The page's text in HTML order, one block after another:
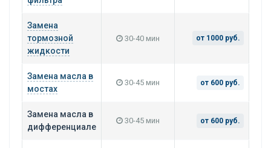
Замена
тормозной
жидкости
30-40 мин от 1000 руб.
Замена масла в
мостах
30-45 мин от 600 руб.
Замена масла в
дифференциале
30-45 мин от 600 руб.